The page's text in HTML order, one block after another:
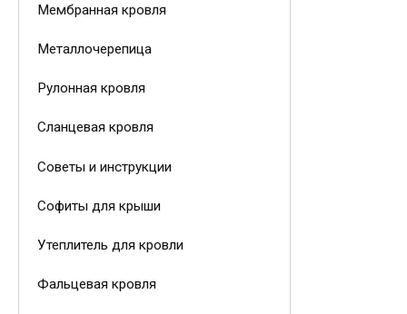
Мембранная кровля
Металлочерепица
Рулонная кровля
Сланцевая кровля
Советы и инструкции
Софиты для крыши
Утеплитель для кровли
Фальцевая кровля